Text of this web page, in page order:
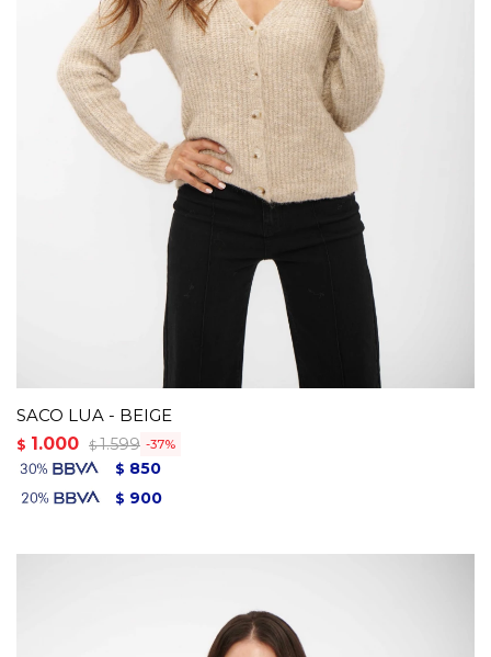
SACO LUA - BEIGE
$ 1.000 $ 1.599 37
$ 850
$ 900